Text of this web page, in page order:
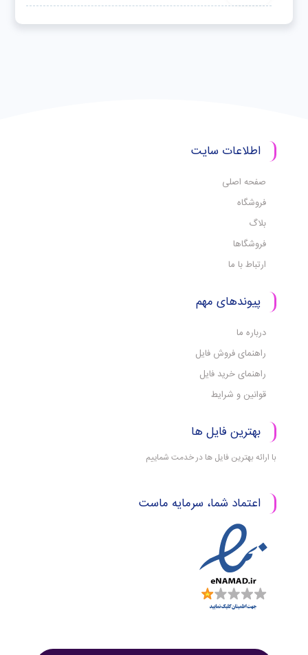
اطلاعات سایت
صفحه اصلی
فروشگاه
بلاگ
فروشگاها
ارتباط با ما
پیوندهای مهم
درباره ما
راهنمای فروش فایل
راهنمای خرید فایل
قوانین و شرایط
بهترین فایل ها
با ارائه بهترین فایل ها در خدمت شماییم
اعتماد شما، سرمایه ماست